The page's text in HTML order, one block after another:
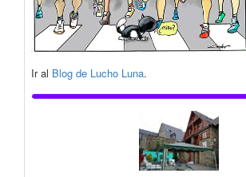
Ir al Blog de Lucho Luna.